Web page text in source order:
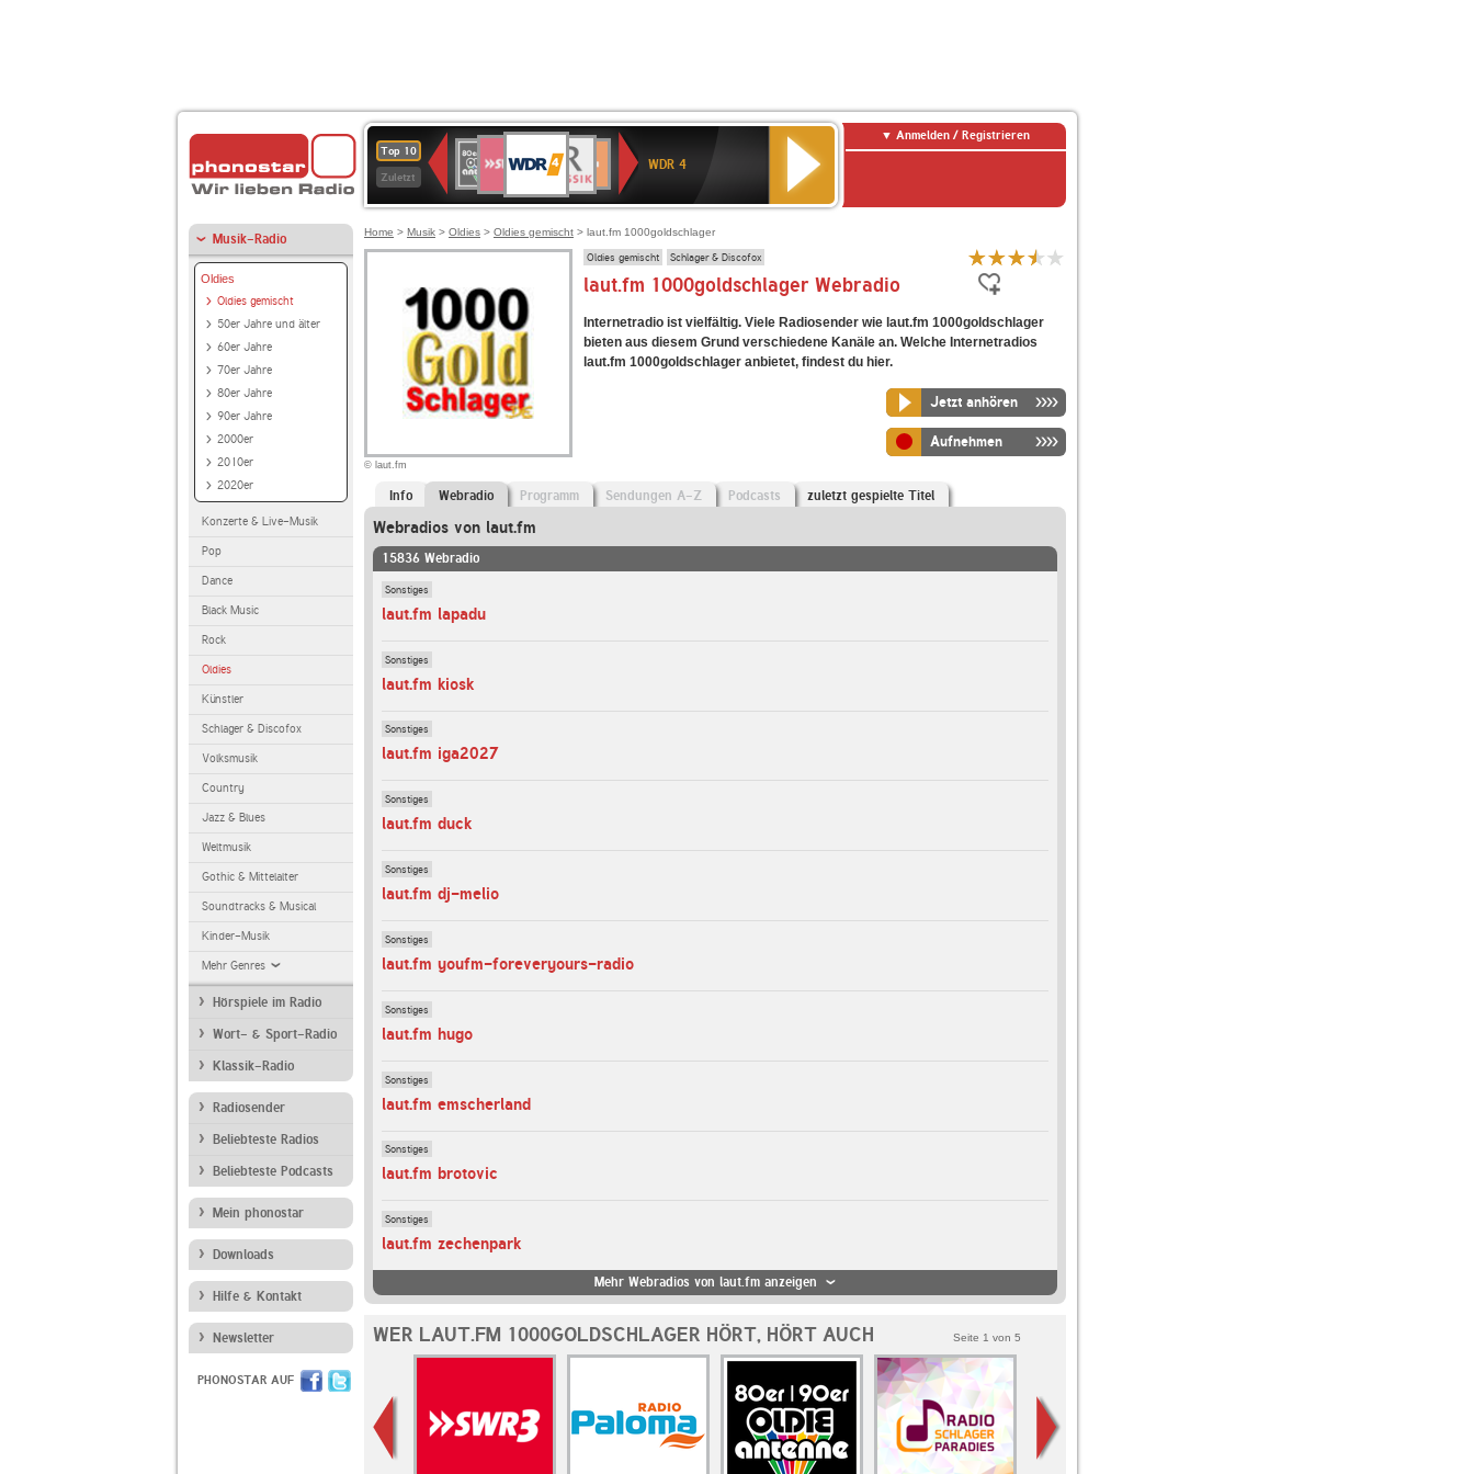
Top 10
Zuletzt
Deutschlandfunk
80er
90er
OLDIE
ANTENNE
4
KLASSIK
Deutschlandfunk
Kultur
Kultur
2
WDR 4
Anmelden / Registrieren
Musik-Radio
Oldies
Oldies gemischt
50er Jahre und älter
60er Jahre
70er Jahre
80er Jahre
90er Jahre
2000er
2010er
2020er
Konzerte & Live-Musik
Pop
Dance
Black Music
Rock
Oldies
Künstler
Schlager & Discofox
Volksmusik
Country
Jazz & Blues
Weltmusik
Gothic & Mittelalter
Soundtracks & Musical
Kinder-Musik
Mehr Genres
Hörspiele im Radio
Wort- & Sport-Radio
Klassik-Radio
Radiosender
Beliebteste Radios
Beliebteste Podcasts
Mein phonostar
Downloads
Hilfe & Kontakt
Newsletter
PHONOSTAR AUF
Home > Musik > Oldies > Oldies gemischt > laut.fm 1000goldschlager
© laut.fm
Oldies gemischt Schlager & Discofox
laut.fm 1000goldschlager Webradio
Internetradio ist vielfältig. Viele Radiosender wie laut.fm 1000goldschlager
bieten aus diesem Grund verschiedene Kanäle an. Welche Internetradios
laut.fm 1000goldschlager anbietet, findest du hier.
Jetzt anhören
Aufnehmen
Info Webradio Programm Sendungen A-Z Podcasts zuletzt gespielte Titel
Webradios von laut.fm
15836 Webradio
Sonstiges
laut.fm lapadu
Sonstiges
laut.fm kiosk
Sonstiges
laut.fm iga2027
Sonstiges
laut.fm duck
Sonstiges
laut.fm dj-melio
Sonstiges
laut.fm youfm-foreveryours-radio
Sonstiges
laut.fm hugo
Sonstiges
laut.fm emscherland
Sonstiges
laut.fm brotovic
Sonstiges
laut.fm zechenpark
Mehr Webradios von laut.fm anzeigen
WER LAUT.FM 1000GOLDSCHLAGER HÖRT, HÖRT AUCH Seite 1 von 5